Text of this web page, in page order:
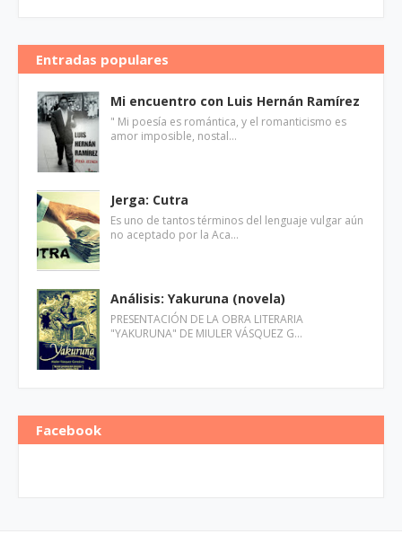
Entradas populares
Mi encuentro con Luis Hernán Ramírez
" Mi poesía es romántica, y el romanticismo es
amor imposible, nostal…
Jerga: Cutra
Es uno de tantos términos del lenguaje vulgar aún
no aceptado por la Aca…
Análisis: Yakuruna (novela)
PRESENTACIÓN DE LA OBRA LITERARIA
"YAKURUNA" DE MIULER VÁSQUEZ G…
Facebook